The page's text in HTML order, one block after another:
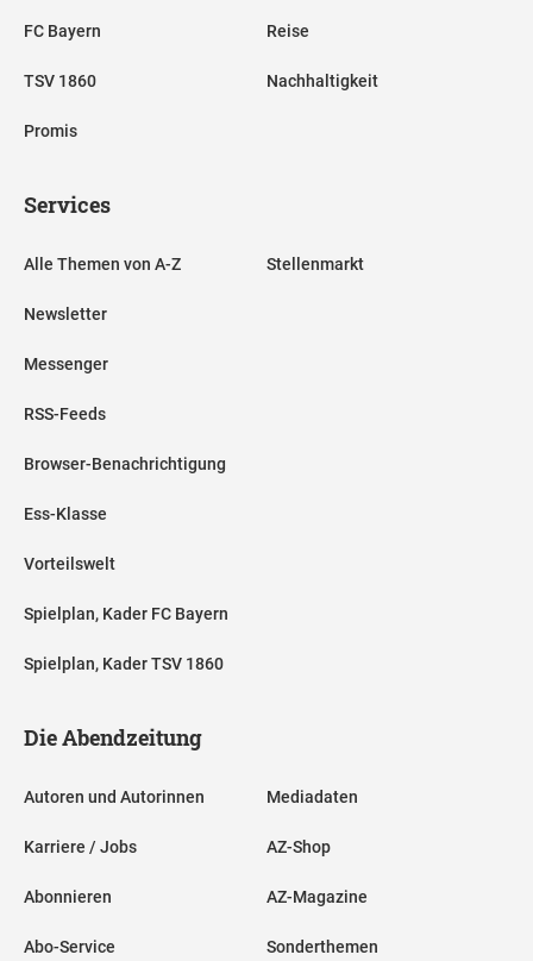
FC Bayern
TSV 1860
Promis
Reise
Nachhaltigkeit
Services
Alle Themen von A-Z
Newsletter
Messenger
RSS-Feeds
Browser-Benachrichtigung
Ess-Klasse
Vorteilswelt
Spielplan, Kader FC Bayern
Spielplan, Kader TSV 1860
Stellenmarkt
Die Abendzeitung
Autoren und Autorinnen
Karriere / Jobs
Abonnieren
Abo-Service
Mediadaten
AZ-Shop
AZ-Magazine
Sonderthemen